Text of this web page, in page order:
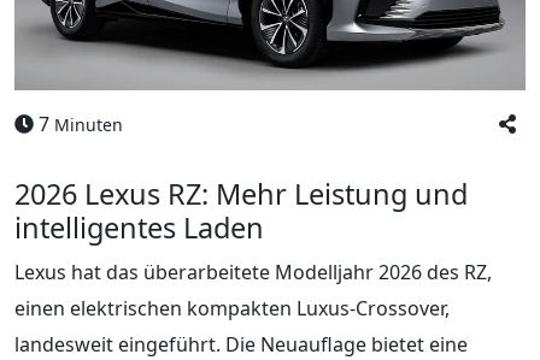
7 Minuten
2026 Lexus RZ: Mehr Leistung und
intelligentes Laden
Lexus hat das überarbeitete Modelljahr 2026 des RZ,
einen elektrischen kompakten Luxus-Crossover,
landesweit eingeführt. Die Neuauflage bietet eine